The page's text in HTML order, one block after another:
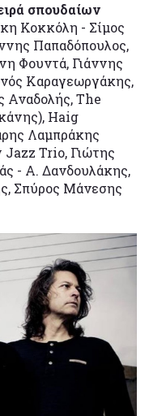
σπουδαίων
Κοκκόλη - Σίμος
Παπαδόπουλος,
Φουντά, Γιάννης
Καραγεωργάκης,
Αναδολής, The
Haig
Λαμπράκης
Trio, Γιώτης
- Α. Δανδουλάκης,
Σπύρος Μάνεσης